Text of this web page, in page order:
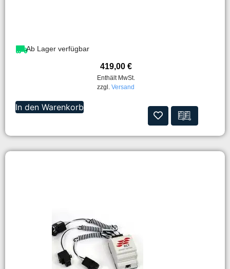
Ab Lager verfügbar
419,00 €
Enthält MwSt.
zzgl. Versand
In den Warenkorb